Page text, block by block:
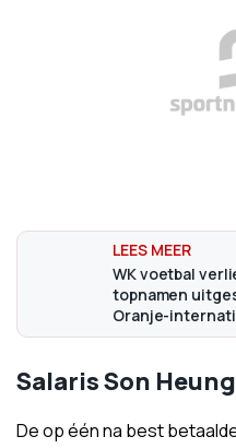
WK voetbal
topnamen
Oranje-
Salaris Son
De op één na best